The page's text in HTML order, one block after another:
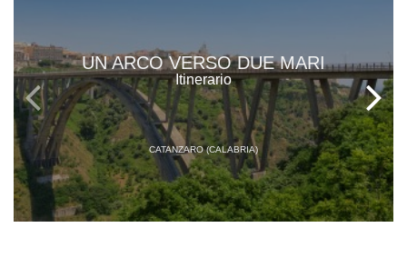
UN ARCO VERSO DUE MARI
Itinerario
CATANZARO (CALABRIA)